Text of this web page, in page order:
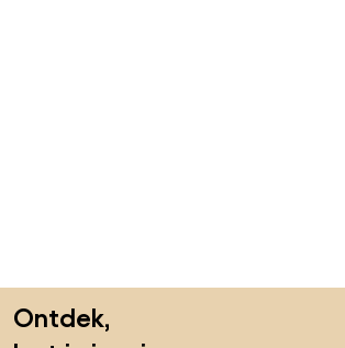
Ontdek,